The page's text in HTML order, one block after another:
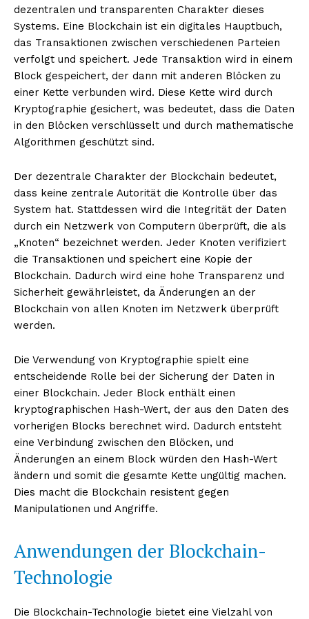
dezentralen und transparenten Charakter dieses
Systems. Eine Blockchain ist ein digitales Hauptbuch,
das Transaktionen zwischen verschiedenen Parteien
verfolgt und speichert. Jede Transaktion wird in einem
Block gespeichert, der dann mit anderen Blöcken zu
einer Kette verbunden wird. Diese Kette wird durch
Kryptographie gesichert, was bedeutet, dass die Daten
in den Blöcken verschlüsselt und durch mathematische
Algorithmen geschützt sind.
Der dezentrale Charakter der Blockchain bedeutet,
dass keine zentrale Autorität die Kontrolle über das
System hat. Stattdessen wird die Integrität der Daten
durch ein Netzwerk von Computern überprüft, die als
„Knoten“ bezeichnet werden. Jeder Knoten verifiziert
die Transaktionen und speichert eine Kopie der
Blockchain. Dadurch wird eine hohe Transparenz und
Sicherheit gewährleistet, da Änderungen an der
Blockchain von allen Knoten im Netzwerk überprüft
werden.
Die Verwendung von Kryptographie spielt eine
entscheidende Rolle bei der Sicherung der Daten in
einer Blockchain. Jeder Block enthält einen
kryptographischen Hash-Wert, der aus den Daten des
vorherigen Blocks berechnet wird. Dadurch entsteht
eine Verbindung zwischen den Blöcken, und
Änderungen an einem Block würden den Hash-Wert
ändern und somit die gesamte Kette ungültig machen.
Dies macht die Blockchain resistent gegen
Manipulationen und Angriffe.
Anwendungen der Blockchain-
Technologie
Die Blockchain-Technologie bietet eine Vielzahl von